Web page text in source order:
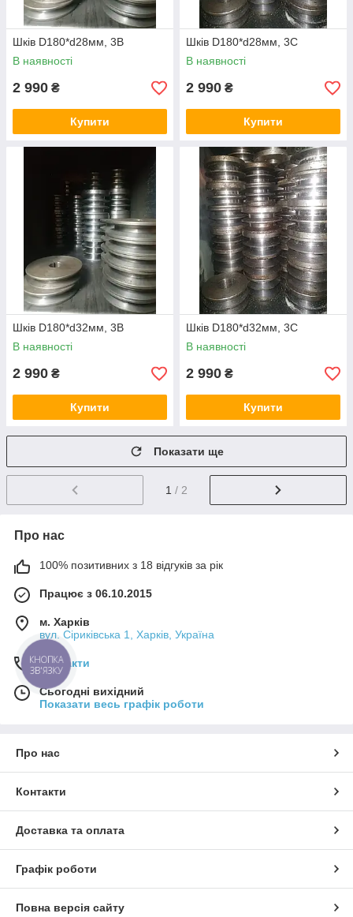
Шків D180*d28мм, 3В
В наявності
2 990 ₴
Купити
Шків D180*d28мм, 3С
В наявності
2 990 ₴
Купити
Шків D180*d32мм, 3В
В наявності
2 990 ₴
Купити
Шків D180*d32мм, 3С
В наявності
2 990 ₴
Купити
Показати ще
1 / 2
Про нас
100% позитивних з 18 відгуків за рік
Працює з 06.10.2015
м. Харків
вул. Сіриківська 1, Харків, Україна
Контакти
Сьогодні вихідний
Показати весь графік роботи
Про нас
Контакти
Доставка та оплата
Графік роботи
Повна версія сайту
КНОПКА
ЗВ'ЯЗКУ